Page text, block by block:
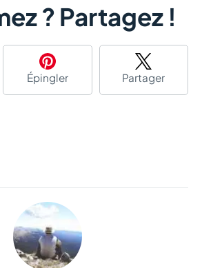
? Partagez !
Épingler Partager